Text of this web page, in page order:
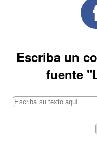
Escriba un
fuente